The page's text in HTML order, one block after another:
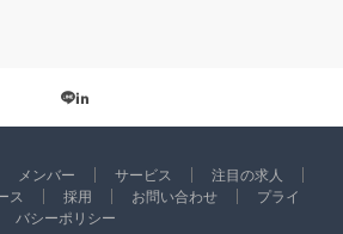
メンバー サービス
注目の求人
ス 採用 お問い合わせ
プライ
バシーポリシー